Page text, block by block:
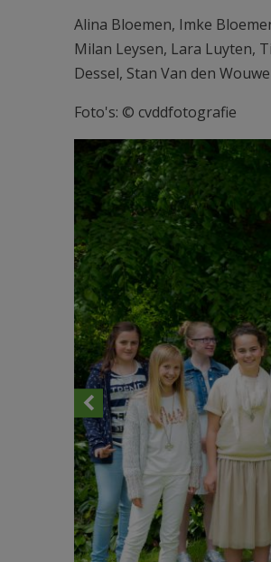
Alina Bloemen, Imke
Milan Leysen, Lara Luyten,
Dessel, Stan Van den
Foto's: © cvddfotografie